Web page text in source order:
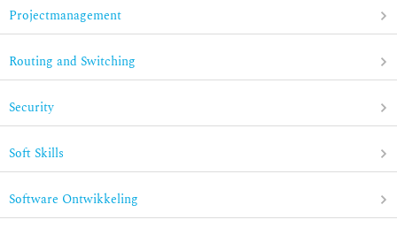
Projectmanagement
Routing and Switching
Security
Soft Skills
Software Ontwikkeling